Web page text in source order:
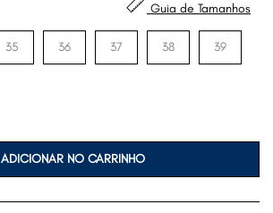
Guia de Tamanhos
35 36 37 38 39
ADICIONAR NO CARRINHO